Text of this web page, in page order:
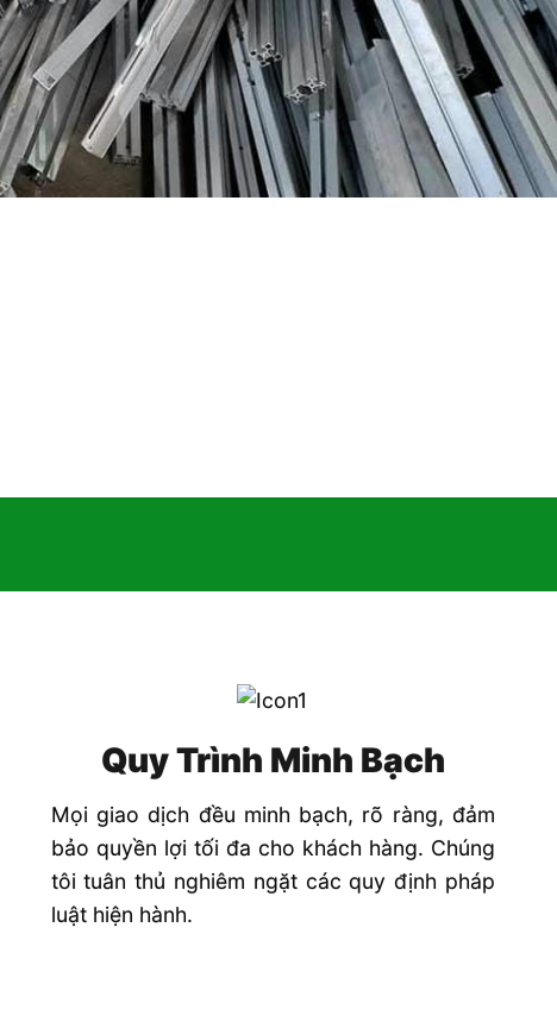
Quy Trình Minh Bạch
Mọi giao dịch đều minh bạch, rõ ràng, đảm
bảo quyền lợi tối đa cho khách hàng. Chúng
tôi tuân thủ nghiêm ngặt các quy định pháp
luật hiện hành.